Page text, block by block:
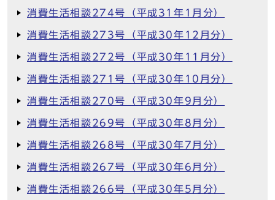
消費生活相談274号（平成31年1月分）
消費生活相談273号（平成30年12月分）
消費生活相談272号（平成30年11月分）
消費生活相談271号（平成30年10月分）
消費生活相談270号（平成30年9月分）
消費生活相談269号（平成30年8月分）
消費生活相談268号（平成30年7月分）
消費生活相談267号（平成30年6月分）
消費生活相談266号（平成30年5月分）